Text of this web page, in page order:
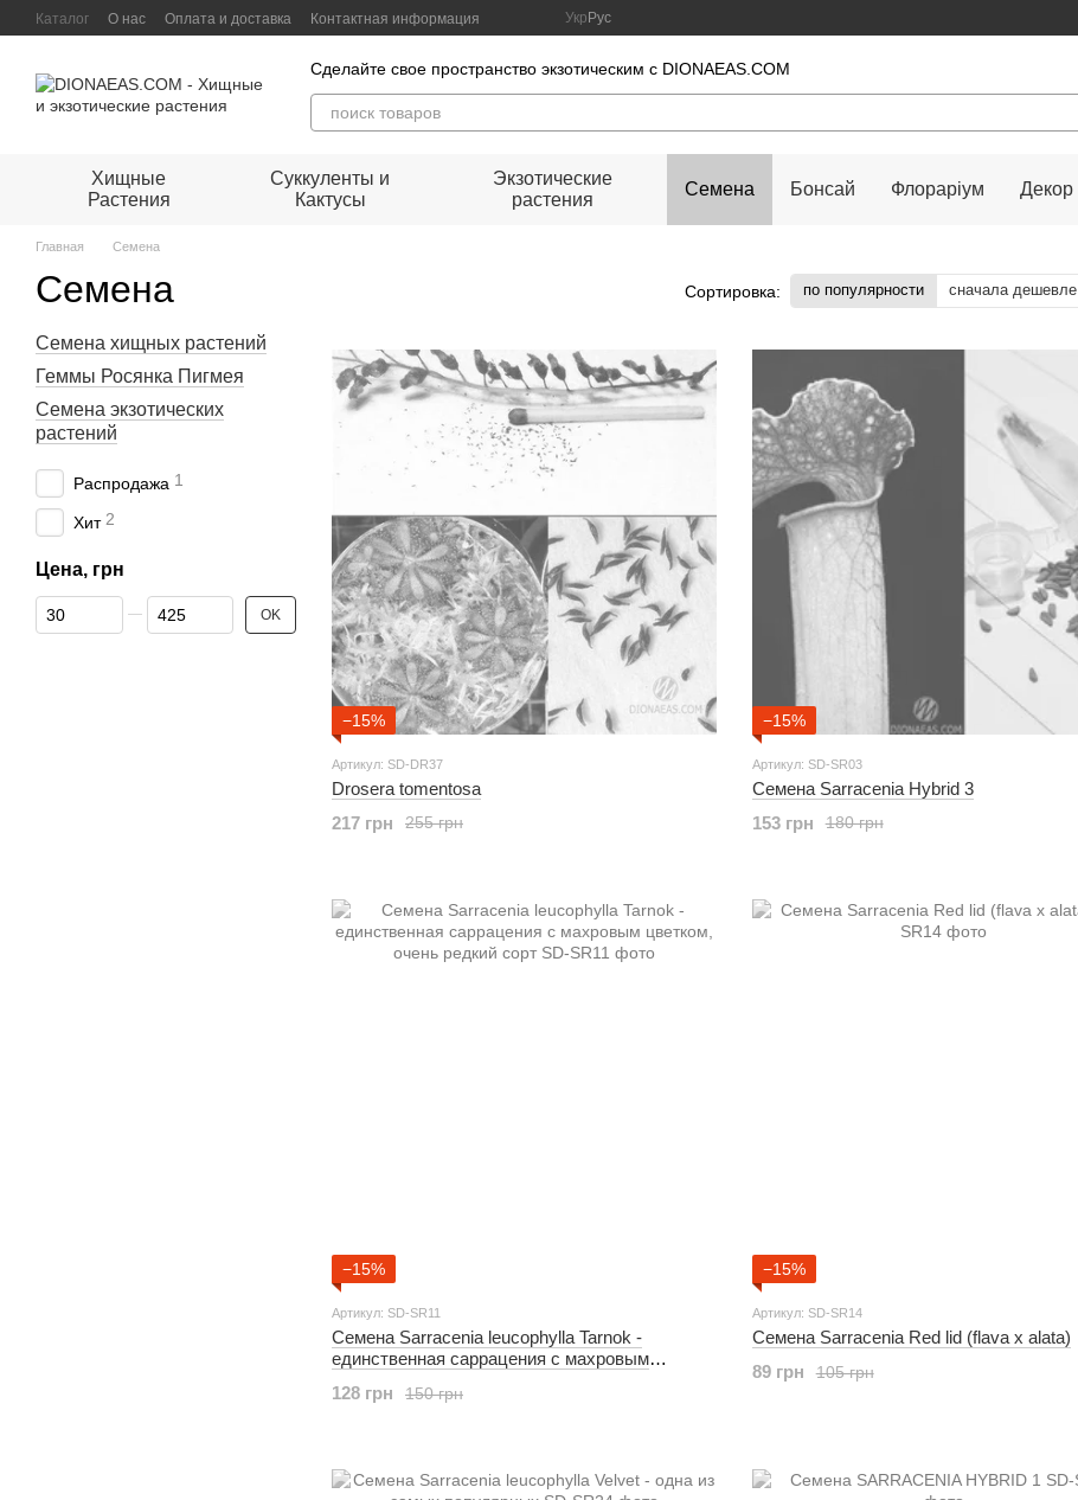
Перейти к основному контенту
Каталог О нас Оплата и доставка Контактная информация Укр Рус
Сделайте свое пространство экзотическим с DIONAEAS.COM
Хищные
Растения
Суккуленты и
Кактусы
Экзотические
растения
Семена Бонсай Флораріум Декор
Главная Семена
Семена Сортировка: по популярности сначала дешевле
−15%
Артикул: SD-DR37
Drosera tomentosa
255 грн
217 грн
−15%
Артикул: SD-SR03
Семена Sarracenia Hybrid 3
180 грн
153 грн
−15%
Артикул: SD-SR11
Семена Sarracenia leucophylla Tarnok -
единственная саррацения с махровым
150 грн
128 грн
−15%
Артикул: SD-SR14
Семена Sarracenia Red lid (flava x alata)
105 грн
89 грн
Семена хищных растений
Геммы Росянка Пигмея
Семена экзотических
растений
Распродажа 1
Хит 2
Цена, грн
От Цена, грн
До Цена, грн OK